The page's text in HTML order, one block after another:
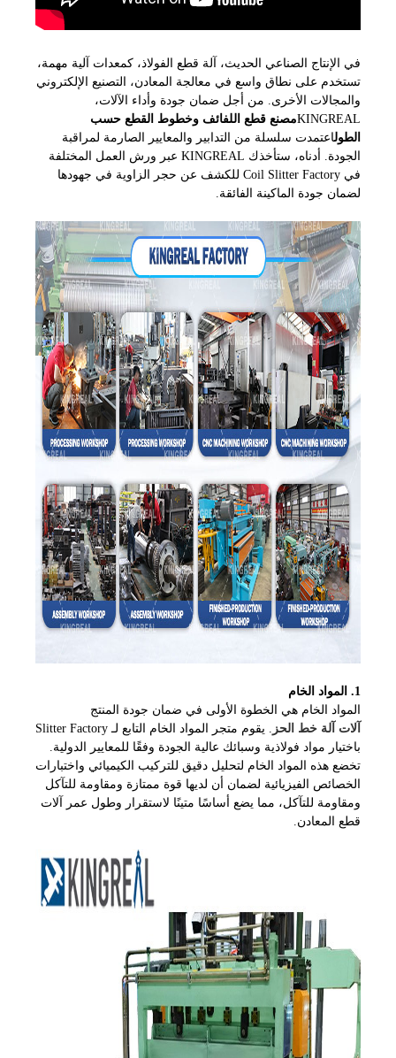
في الإنتاج الصناعي الحديث، آلة قطع الفولاذ، كمعدات آلية مهمة،
تستخدم على نطاق واسع في معالجة المعادن، التصنيع الإلكتروني
والمجالات الأخرى. من أجل ضمان جودة وأداء الآلات،
KINGREALمصنع قطع اللفائف وخطوط القطع حسب
الطولاعتمدت سلسلة من التدابير والمعايير الصارمة لمراقبة
الجودة. أدناه، ستأخذك KINGREAL عبر ورش العمل المختلفة
في Coil Slitter Factory للكشف عن حجر الزاوية في جهودها
لضمان جودة الماكينة الفائقة.
1. المواد الخام
المواد الخام هي الخطوة الأولى في ضمان جودة المنتج
آلات آلة خط الحز
. يقوم متجر المواد الخام التابع لـ Slitter Factory
باختيار مواد فولاذية وسبائك عالية الجودة وفقًا للمعايير الدولية.
تخضع هذه المواد الخام لتحليل دقيق للتركيب الكيميائي واختبارات
الخصائص الفيزيائية لضمان أن لديها قوة ممتازة ومقاومة للتآكل
ومقاومة للتآكل، مما يضع أساسًا متينًا لاستقرار وطول عمر آلات
قطع المعادن.